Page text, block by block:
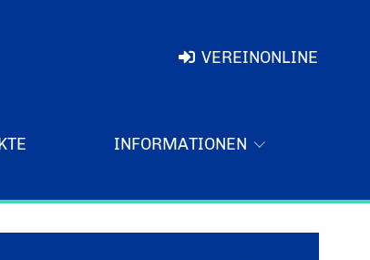
VEREINONLINE
INFORMATIONEN